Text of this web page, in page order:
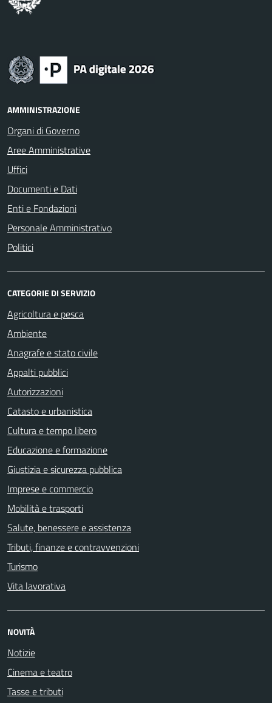
AMMINISTRAZIONE
Organi di Governo
Aree Amministrative
Uffici
Documenti e Dati
Enti e Fondazioni
Personale Amministrativo
Politici
CATEGORIE DI SERVIZIO
Agricoltura e pesca
Ambiente
Anagrafe e stato civile
Appalti pubblici
Autorizzazioni
Catasto e urbanistica
Cultura e tempo libero
Educazione e formazione
Giustizia e sicurezza pubblica
Imprese e commercio
Mobilità e trasporti
Salute, benessere e assistenza
Tributi, finanze e contravvenzioni
Turismo
Vita lavorativa
NOVITÀ
Notizie
Cinema e teatro
Tasse e tributi